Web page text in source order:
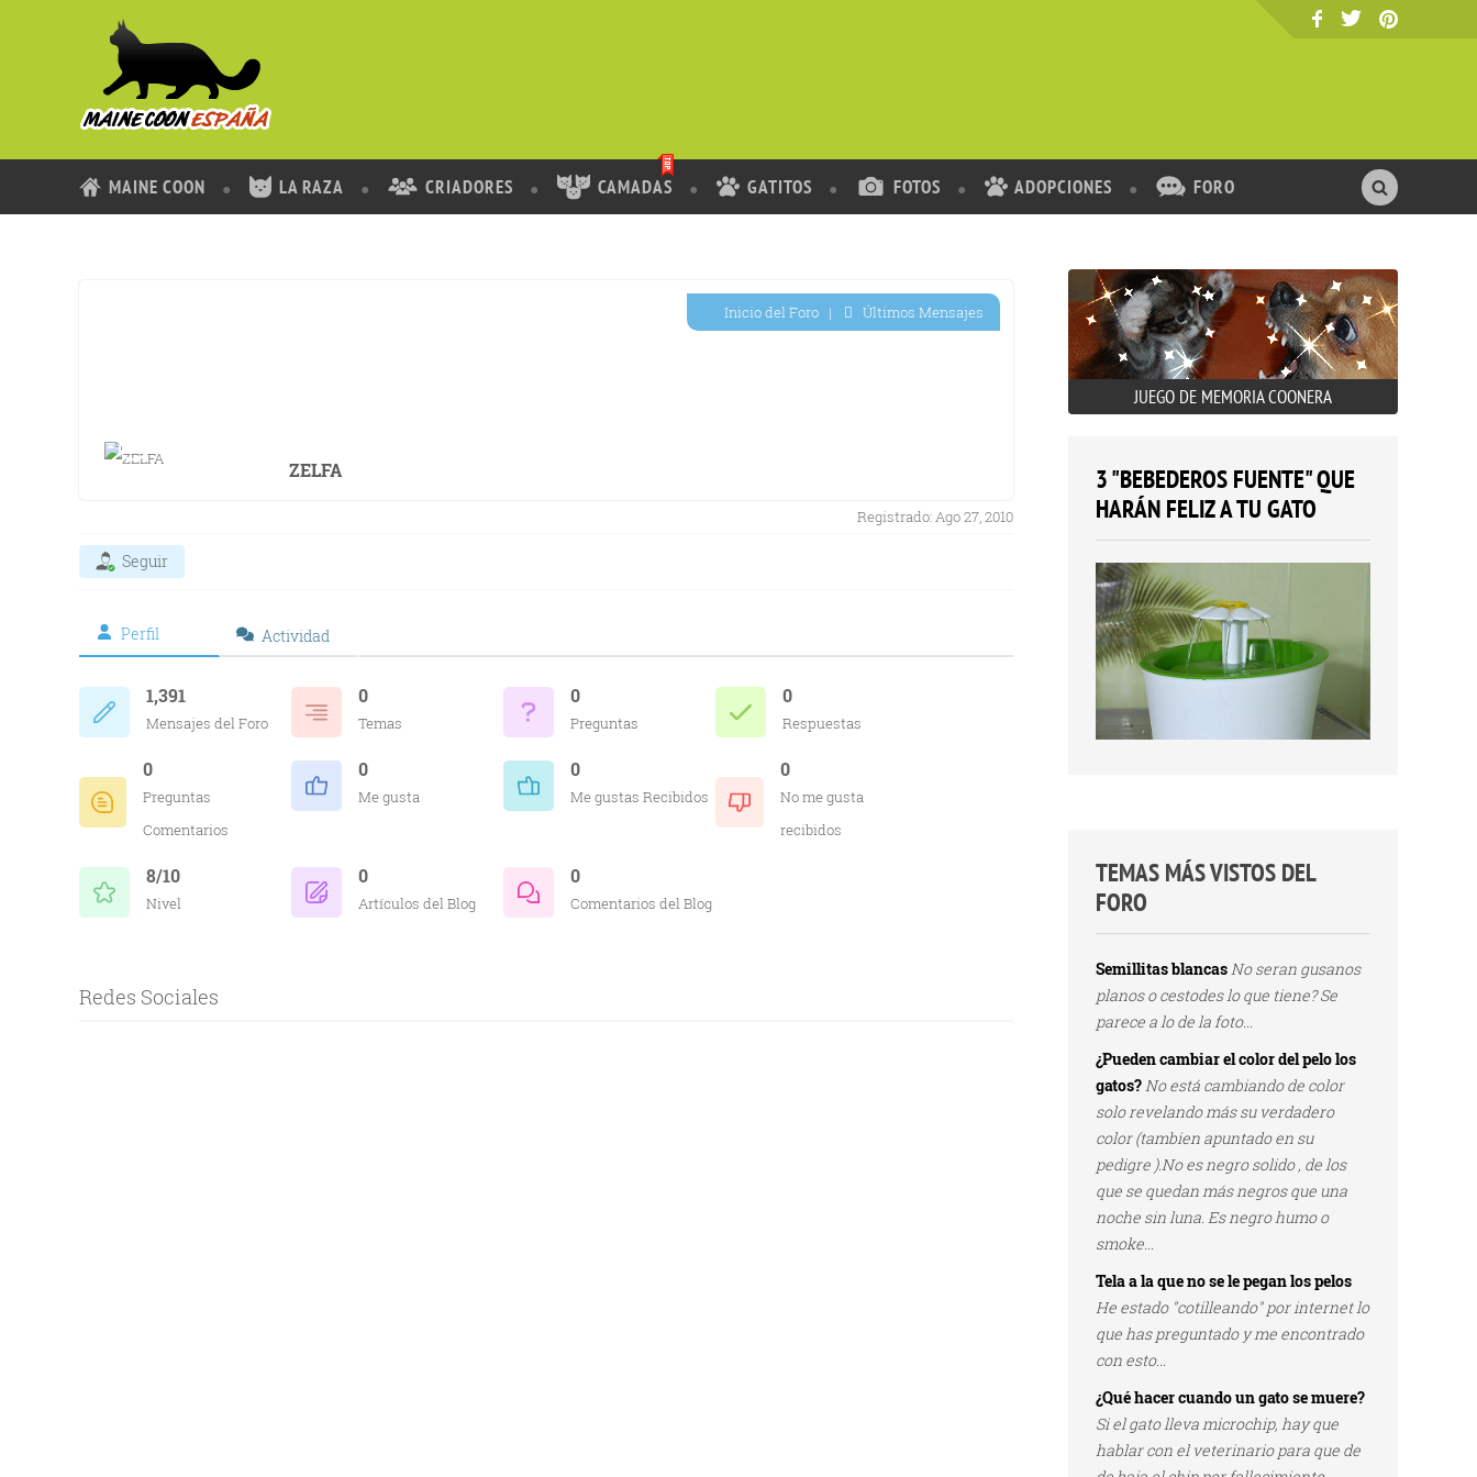
MAINE COON LA RAZA CRIADORES CAMADAS GATITOS FOTOS ADOPCIONES FORO
ZELFA
Inicio del Foro| Últimos Mensajes
Registrado: Ago 27, 2010
Seguir
Perfil Actividad
1,391
Mensajes del Foro
0
Temas
0
Preguntas
0
Respuestas
0
Preguntas
Comentarios
0
Me gusta
0
Me gustas Recibidos
0
No me gusta
recibidos
8/10
Nivel
0
Artículos del Blog
0
Comentarios del Blog
Redes Sociales
JUEGO DE MEMORIA COONERA
3 "BEBEDEROS FUENTE" QUE
HARÁN FELIZ A TU GATO
TEMAS MÁS VISTOS DEL
FORO
Semillitas blancasNo seran gusanos
planos o cestodes lo que tiene? Se
parece a lo de la foto...
¿Pueden cambiar el color del pelo los
gatos?No está cambiando de color
solo revelando más su verdadero
color (tambien apuntado en su
pedigre ).No es negro solido , de los
que se quedan más negros que una
noche sin luna. Es negro humo o
smoke...
Tela a la que no se le pegan los pelos
He estado "cotilleando" por internet lo
que has preguntado y me encontrado
con esto...
¿Qué hacer cuando un gato se muere?
Si el gato lleva microchip, hay que
hablar con el veterinario para que de